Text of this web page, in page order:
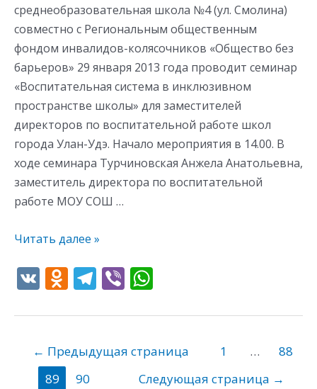
среднеобразовательная школа №4 (ул. Смолина)
совместно с Региональным общественным
фондом инвалидов-колясочников «Общество без
барьеров» 29 января 2013 года проводит семинар
«Воспитательная система в инклюзивном
пространстве школы» для заместителей
директоров по воспитательной работе школ
города Улан-Удэ. Начало мероприятия в 14.00. В
ходе семинара Турчиновская Анжела Анатольевна,
заместитель директора по воспитательной
работе МОУ СОШ …
Читать далее »
V O
n
o
kl
T
e
gr
a
Vi
er at
s
A
← Предыдущая страница 1 …
88
89
90 Следующая страница →